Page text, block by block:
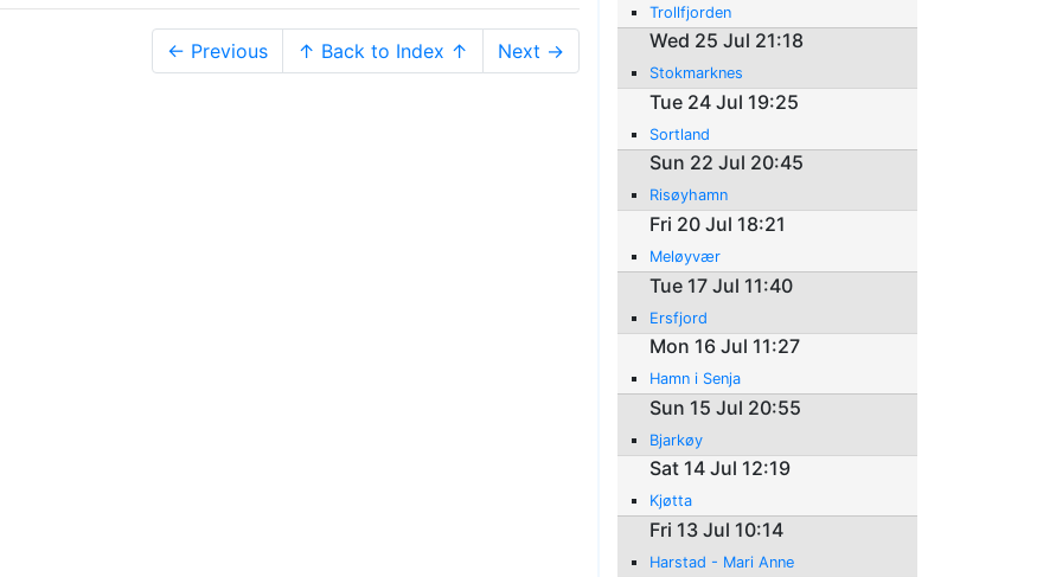
← Previous ↑ Back to Index ↑ Next →
Trollfjorden
Wed 25 Jul 21:18
Stokmarknes
Tue 24 Jul 19:25
Sortland
Sun 22 Jul 20:45
Risøyhamn
Fri 20 Jul 18:21
Meløyvær
Tue 17 Jul 11:40
Ersfjord
Mon 16 Jul 11:27
Hamn i Senja
Sun 15 Jul 20:55
Bjarkøy
Sat 14 Jul 12:19
Kjøtta
Fri 13 Jul 10:14
Harstad - Mari Anne